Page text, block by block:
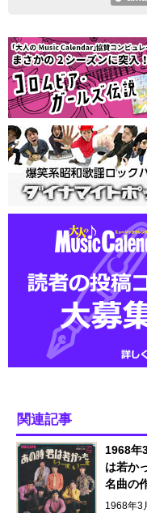
関連記事
1968年
は若か
名曲の
1968年3